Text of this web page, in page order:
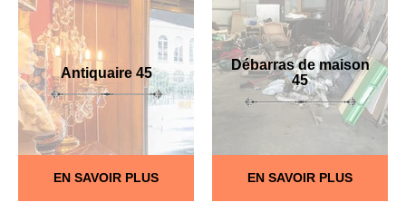
Antiquaire 45
EN SAVOIR PLUS
Débarras de maison
45
EN SAVOIR PLUS